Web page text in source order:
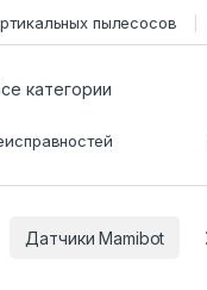
пылесосов
Датчики Mamibot